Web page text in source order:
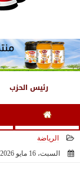
رئيس الحزب
الرياضة
السبت، 16 مايو 2026